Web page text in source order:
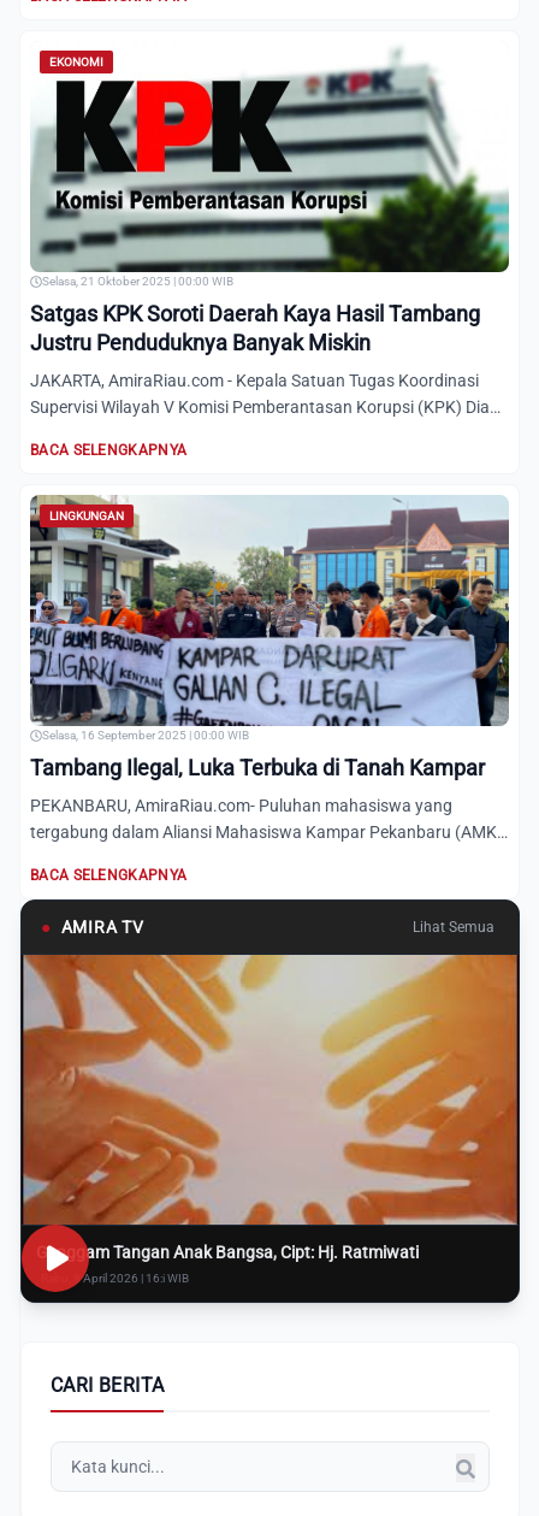
EKONOMI
Selasa, 21 Oktober 2025 | 00:00 WIB
Satgas KPK Soroti Daerah Kaya Hasil Tambang
Justru Penduduknya Banyak Miskin
JAKARTA, AmiraRiau.com - Kepala Satuan Tugas Koordinasi
Supervisi Wilayah V Komisi Pemberantasan Korupsi (KPK) Dian
BACA SELENGKAPNYA
LINGKUNGAN
Selasa, 16 September 2025 | 00:00 WIB
Tambang Ilegal, Luka Terbuka di Tanah Kampar
PEKANBARU, AmiraRiau.com- Puluhan mahasiswa yang
tergabung dalam Aliansi Mahasiswa Kampar Pekanbaru (AMK-
BACA SELENGKAPNYA
● AMIRA TV Lihat Semua
Genggam Tangan Anak Bangsa, Cipt: Hj. Ratmiwati
Rabu, 8 April 2026 | 16:i WIB
CARI BERITA